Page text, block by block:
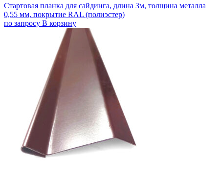
Стартовая планка для сайдинга, длина 3м, толщина металла
0,55 мм, покрытие RAL (полиэстер)
по запросу В корзину